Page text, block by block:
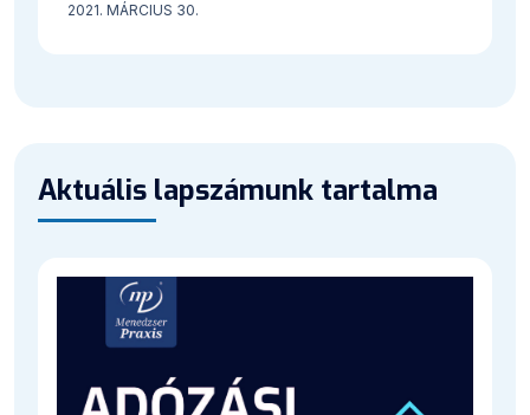
2021. MÁRCIUS 30.
Aktuális lapszámunk tartalma